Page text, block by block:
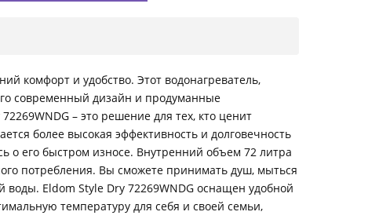
комфорт и удобство. Этот водонагреватель,
современный дизайн и продуманные
– это решение для тех, кто ценит
более высокая эффективность и долговечность
о его быстром износе. Внутренний объем 72 литра
потребления. Вы сможете принимать душ, мыться
Eldom Style Dry 72269WNDG оснащен удобной
температуру для себя и своей семьи,